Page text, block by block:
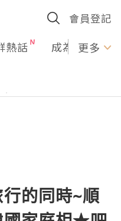
會員登記
熱話 成為U更多
的同時~順